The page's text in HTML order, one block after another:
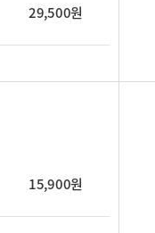
29,500원
15,900원